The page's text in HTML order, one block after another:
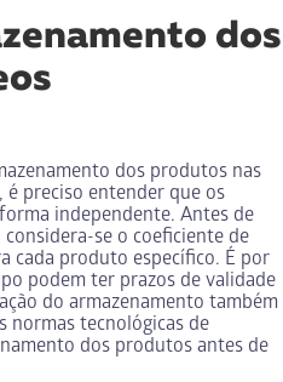
dos
dos produtos nas
é preciso entender que os
independente. Antes de
se o coeficiente de
cada produto específico. É por
podem ter prazos de validade
do armazenamento também
normas tecnológicas de
dos produtos antes de